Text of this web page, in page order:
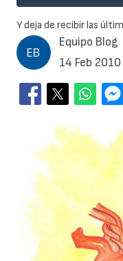
Equipo Blog
14 Feb 2010
Y deja de recibir las